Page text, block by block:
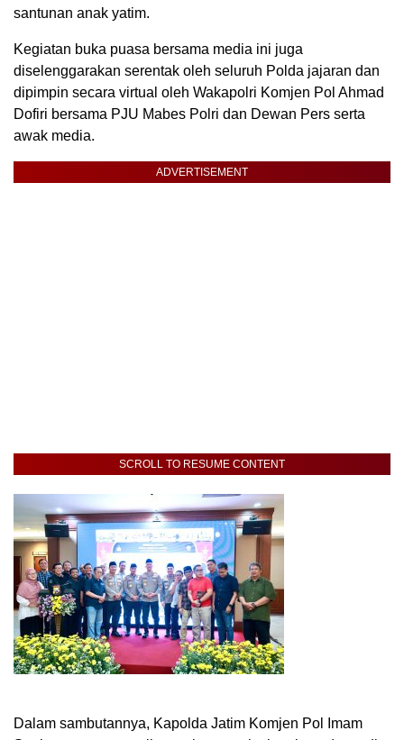
santunan anak yatim.
Kegiatan buka puasa bersama media ini juga
diselenggarakan serentak oleh seluruh Polda jajaran dan
dipimpin secara virtual oleh Wakapolri Komjen Pol Ahmad
Dofiri bersama PJU Mabes Polri dan Dewan Pers serta
awak media.
ADVERTISEMENT
SCROLL TO RESUME CONTENT
Dalam sambutannya, Kapolda Jatim Komjen Pol Imam